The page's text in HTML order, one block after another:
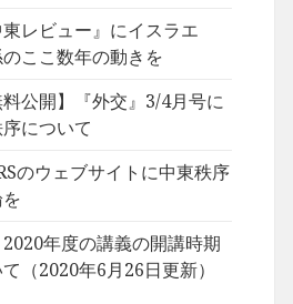
東レビュー』にイスラエ
ここ数年の動きを
料公開】『外交』3/4月号に
について
のウェブサイトに中東秩序
2020年度の講義の開講時期
（2020年6月26日更新）